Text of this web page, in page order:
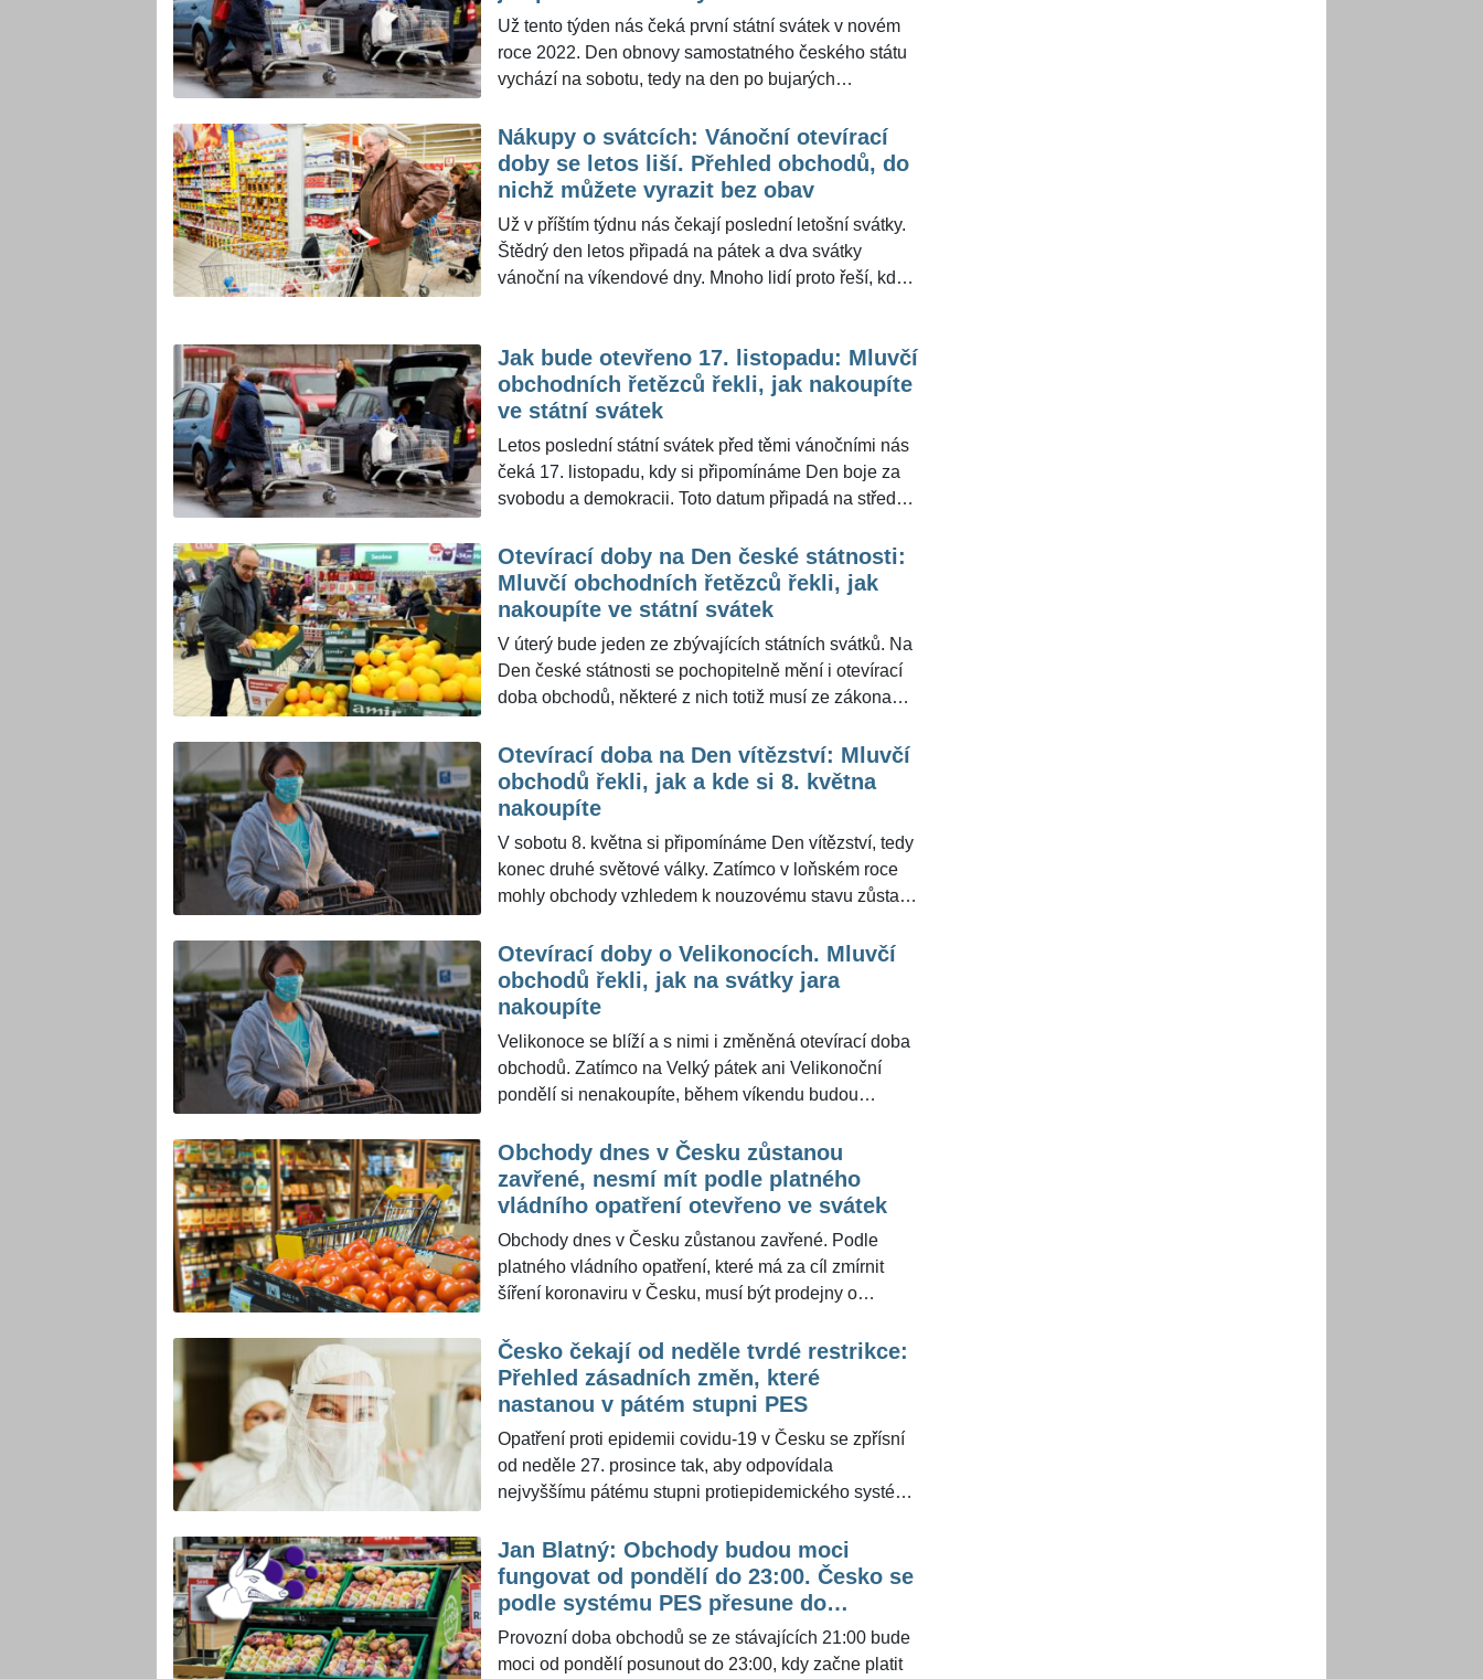
nakoupíte
Už tento týden nás čeká první státní svátek v novém
roce 2022. Den obnovy samostatného českého státu
vychází na sobotu, tedy na den po bujarých
suroviny na česnečku, může je shánět hodně dlouho.
Redakce ŽivotvČesku.cz oslovila největší obchodní
řetězce, aby zjistila, jak to s nákupy po Silvestru bude.
Nákupy o svátcích: Vánoční otevírací
doby se letos liší. Přehled obchodů, do
nichž můžete vyrazit bez obav
Už v příštím týdnu nás čekají poslední letošní svátky.
Štědrý den letos připadá na pátek a dva svátky
vánoční na víkendové dny. Mnoho lidí proto řeší, kde
proto oslovila největší obchodní řetězce, aby zjistila,
jak to s nákupy o svátečních dnech bude. Přinášíme
přesné časy, v nichž ještě bude možnost dokoupit
potřebné nezbytnosti nebo to, co doma zkrátka došlo.
Jak bude otevřeno 17. listopadu: Mluvčí
obchodních řetězců řekli, jak nakoupíte
ve státní svátek
Letos poslední státní svátek před těmi vánočními nás
čeká 17. listopadu, kdy si připomínáme Den boje za
svobodu a demokracii. Toto datum připadá na středu
rozhodnutí je na firmách a majitelích. Redakce
ŽivotvČesku.cz přináší přehled, jaké obchody
zůstanou během středy otevřené a zda bude někde
Otevírací doby na Den české státnosti:
Mluvčí obchodních řetězců řekli, jak
nakoupíte ve státní svátek
V úterý bude jeden ze zbývajících státních svátků. Na
Den české státnosti se pochopitelně mění i otevírací
doba obchodů, některé z nich totiž musí ze zákona
na nákup bude určitě lepší vyrazit ještě během
víkendu nebo v pondělí. Redakce ŽivotvČesku.cz
přináší přehled, jaké obchody zůstanou během
Otevírací doba na Den vítězství: Mluvčí
obchodů řekli, jak a kde si 8. května
nakoupíte
V sobotu 8. května si připomínáme Den vítězství, tedy
konec druhé světové války. Zatímco v loňském roce
mohly obchody vzhledem k nouzovému stavu zůstat
kde bude zavřeno a které prodejny naopak zůstanou i
ve svátek otevřené.
Otevírací doby o Velikonocích. Mluvčí
obchodů řekli, jak na svátky jara
nakoupíte
Velikonoce se blíží a s nimi i změněná otevírací doba
obchodů. Zatímco na Velký pátek ani Velikonoční
pondělí si nenakoupíte, během víkendu budou
Redakce ŽivotvČesku.cz připravila přehled, kam a v
jakých časech bude možné si během svátků jara zajet
na nákup.
Obchody dnes v Česku zůstanou
zavřené, nesmí mít podle platného
vládního opatření otevřeno ve svátek
Obchody dnes v Česku zůstanou zavřené. Podle
platného vládního opatření, které má za cíl zmírnit
šíření koronaviru v Česku, musí být prodejny o
svátek, kdy si Češi připomínají Den obnovy
samostatného českého státu z roku 1993. Nařízením
o otevírací době se nemusí řídit čerpací stanice,
lékárny či prodejny na letištích, nádražích a ve
zdravotnických zařízeních. Vyplývá to z usnesení
vlády z 23. prosince.
Česko čekají od neděle tvrdé restrikce:
Přehled zásadních změn, které
nastanou v pátém stupni PES
Opatření proti epidemii covidu-19 v Česku se zpřísní
od neděle 27. prosince tak, aby odpovídala
nejvyššímu pátému stupni protiepidemického systému
(50) to dnes schválila vláda. Zásadních změn je hned
několik. Redakce ŽivotvČesku.cz připravila přehled,
čeho konkrétně se týká pátý stupeň.
Jan Blatný: Obchody budou moci
fungovat od pondělí do 23:00. Česko se
podle systému PES přesune do
»čtyřky«
Provozní doba obchodů se ze stávajících 21:00 bude
moci od pondělí posunout do 23:00, kdy začne platit